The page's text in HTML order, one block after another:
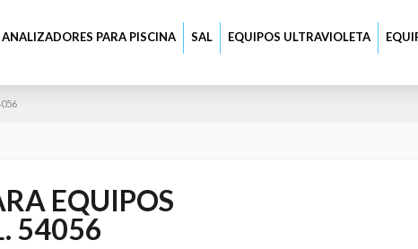
ANALIZADORES PARA PISCINA SAL EQUIPOS ULTRAVIOLETA
EQUIPOS
54056